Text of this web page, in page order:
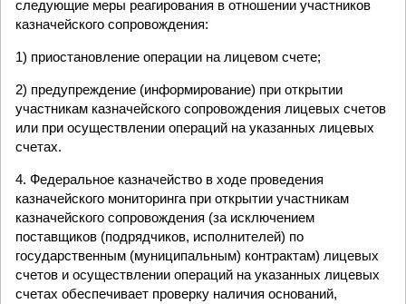
следующие меры реагирования в отношении участников
казначейского сопровождения:
1) приостановление операции на лицевом счете;
2) предупреждение (информирование) при открытии
участникам казначейского сопровождения лицевых счетов
или при осуществлении операций на указанных лицевых
счетах.
4. Федеральное казначейство в ходе проведения
казначейского мониторинга при открытии участникам
казначейского сопровождения (за исключением
поставщиков (подрядчиков, исполнителей) по
государственным (муниципальным) контрактам) лицевых
счетов и осуществлении операций на указанных лицевых
счетах обеспечивает проверку наличия оснований,